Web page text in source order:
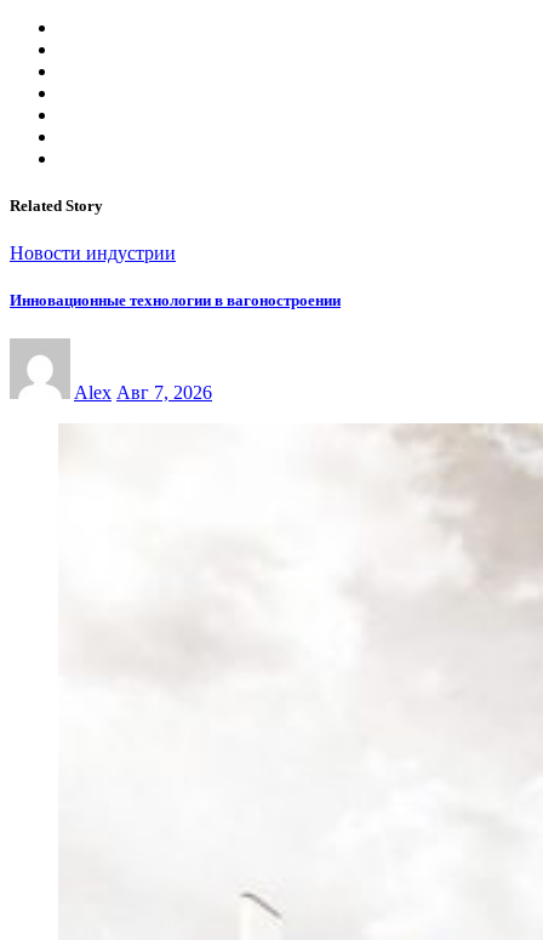
Related Story
Новости индустрии
Инновационные технологии в вагоностроении
Alex Авг 7, 2026